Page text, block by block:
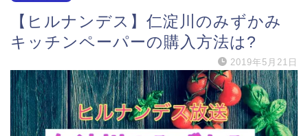
【ヒルナンデス】仁淀川のみずかみ
キッチンペーパーの購入方法は?
2019年5月21日